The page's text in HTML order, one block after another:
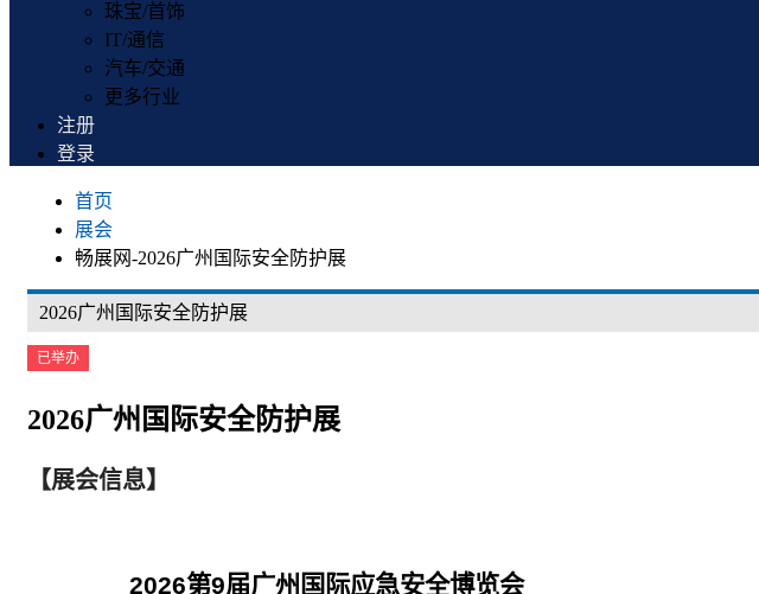
珠宝/首饰
IT/通信
汽车/交通
更多行业
注册
登录
首页
展会
畅展网-2026广州国际安全防护展
2026广州国际安全防护展
已举办
2026广州国际安全防护展
【展会信息】
2026第9届广州国际应急安全博览会